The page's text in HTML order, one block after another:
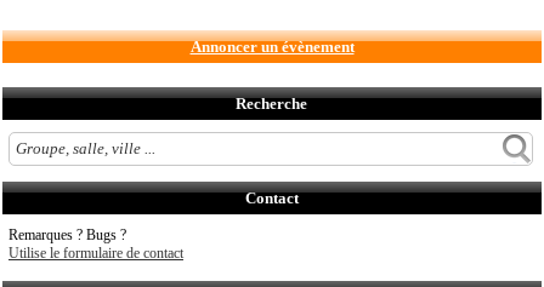
Annoncer un évènement
Recherche
Contact
Remarques ? Bugs ?
Utilise le formulaire de contact